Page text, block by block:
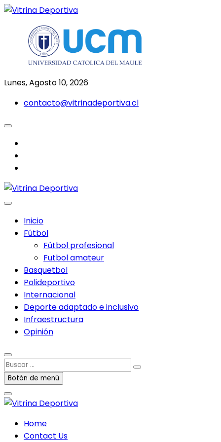
Saltar
contenido
Vitrina Deportiva
Todo en deporte nacional e internacional
Lunes, Agosto 10, 2026
contacto@vitrinadeportiva.cl
Inicio
Fútbol
Fútbol profesional
Futbol amateur
Basquetbol
Polideportivo
Internacional
Deporte adaptado e inclusivo
Infraestructura
Opinión
Buscar
…Botón de menú
Home
Contact Us